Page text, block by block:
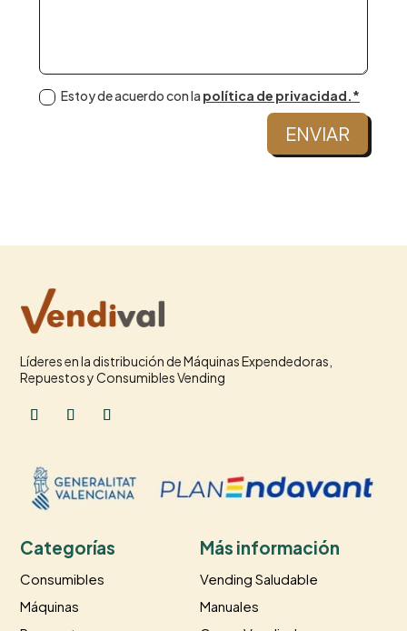
Estoy de acuerdo con la política de privacidad.*
ENVIAR
Líderes en la distribución de Máquinas Expendedoras,
Repuestos y Consumibles Vending
Categorías
Consumibles
Máquinas
Más información
Vending Saludable
Manuales